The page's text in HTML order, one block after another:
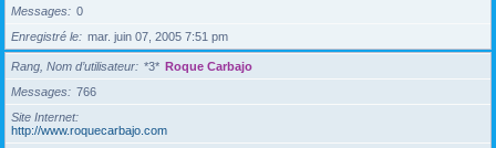
Messages
0
Enregistré le
mar. juin 07, 2005 7:51 pm
Rang, Nom d’utilisateur *3* Roque Carbajo
Messages
766
Site Internet
http://www.roquecarbajo.com